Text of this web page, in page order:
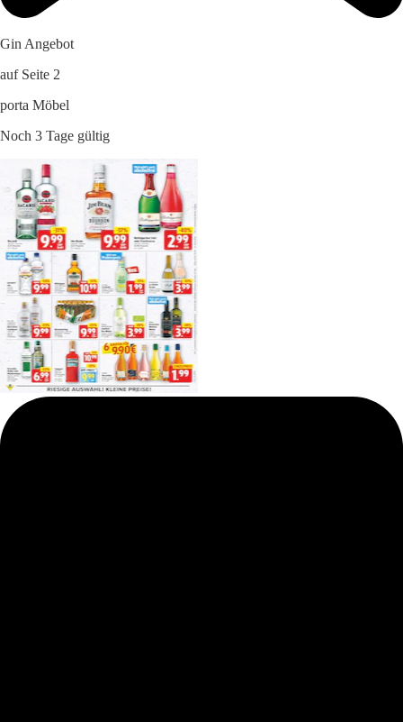
Gin Angebot
auf Seite 2
porta Möbel
Noch 3 Tage gültig